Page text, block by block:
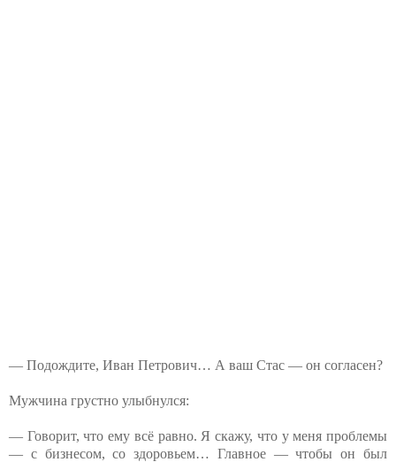
— Подождите, Иван Петрович… А ваш Стас — он согласен?
Мужчина грустно улыбнулся:
— Говорит, что ему всё равно. Я скажу, что у меня проблемы
— с бизнесом, со здоровьем… Главное — чтобы он был